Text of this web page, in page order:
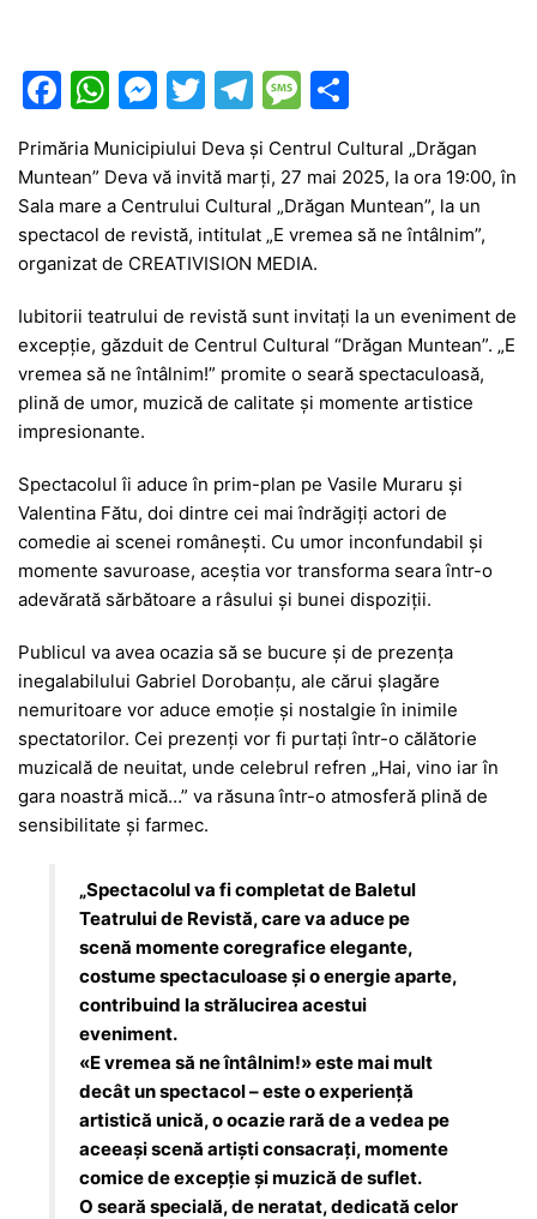
F
a
c
e
b
o
o
k
W
at
s
A
p
p
M
e
s
s
e
n
g
er
T
itt
er
T
el
e
gr
a
m
M
s
s
a
g
e
ta
je
a
ă
Primăria Municipiului Deva și Centrul Cultural „Drăgan
Muntean” Deva vă invită marți, 27 mai 2025, la ora 19:00, în
Sala mare a Centrului Cultural „Drăgan Muntean”, la un
spectacol de revistă, intitulat „E vremea să ne întâlnim”,
organizat de CREATIVISION MEDIA.
Iubitorii teatrului de revistă sunt invitați la un eveniment de
excepție, găzduit de Centrul Cultural “Drăgan Muntean”. „E
vremea să ne întâlnim!” promite o seară spectaculoasă,
plină de umor, muzică de calitate și momente artistice
impresionante.
Spectacolul îi aduce în prim-plan pe Vasile Muraru și
Valentina Fătu, doi dintre cei mai îndrăgiți actori de
comedie ai scenei românești. Cu umor inconfundabil și
momente savuroase, aceștia vor transforma seara într-o
adevărată sărbătoare a râsului și bunei dispoziții.
Publicul va avea ocazia să se bucure și de prezența
inegalabilului Gabriel Dorobanțu, ale cărui șlagăre
nemuritoare vor aduce emoție și nostalgie în inimile
spectatorilor. Cei prezenți vor fi purtați într-o călătorie
muzicală de neuitat, unde celebrul refren „Hai, vino iar în
gara noastră mică…” va răsuna într-o atmosferă plină de
sensibilitate și farmec.
„Spectacolul va fi completat de Baletul
Teatrului de Revistă, care va aduce pe
scenă momente coregrafice elegante,
costume spectaculoase și o energie aparte,
contribuind la strălucirea acestui
eveniment.
«E vremea să ne întâlnim!» este mai mult
decât un spectacol – este o experiență
artistică unică, o ocazie rară de a vedea pe
aceeași scenă artiști consacrați, momente
comice de excepție și muzică de suflet.
O seară specială, de neratat, dedicată celor